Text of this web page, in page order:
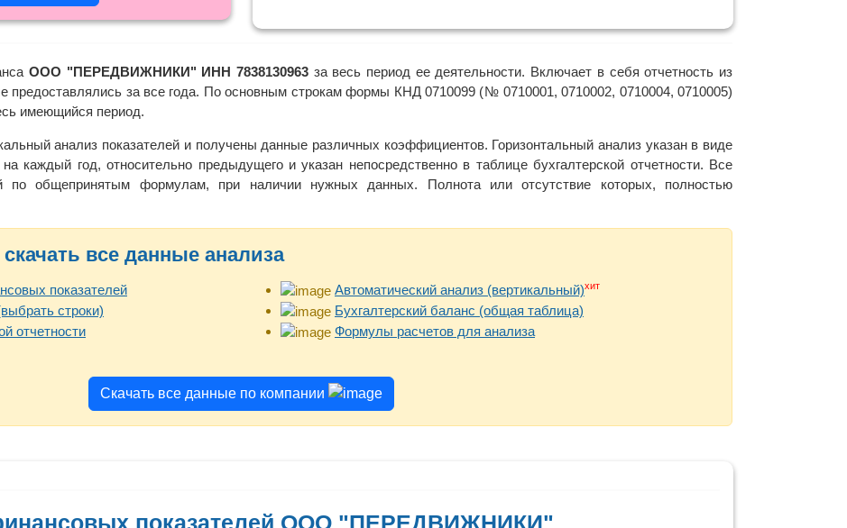
ООО "ПЕРЕДВИЖНИКИ" ИНН 7838130963за весь период ее деятельности. Включает в себя отчетность из
предоставлялись за все года. По основным строкам формы КНД 0710099 (№ 0710001, 0710002, 0710004, 0710005)
имеющийся период.
анализ показателей и получены данные различных коэффициентов. Горизонтальный анализ указан в виде
каждый год, относительно предыдущего и указан непосредственно в таблице бухгалтерской отчетности. Все
по общепринятым формулам, при наличии нужных данных. Полнота или отсутствие которых, полностью
все данные анализа
показателей
строки)
отчетности
Автоматический анализ (вертикальный)хит
Бухгалтерский баланс (общая таблица)
Формулы расчетов для анализа
Скачать все данные по компании
показателей ООО "ПЕРЕДВИЖНИКИ"